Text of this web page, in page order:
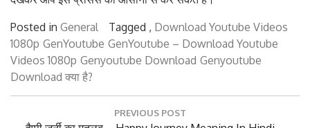
1080p GenYoutube
GenYoutube – Download Youtube
Videos 1080p
Genyoutube Download Genyoutube
Download क्या है?
Post
Previous
हैप्पी जर्नी का मतलब – Happy Journey Meaning In Hindi